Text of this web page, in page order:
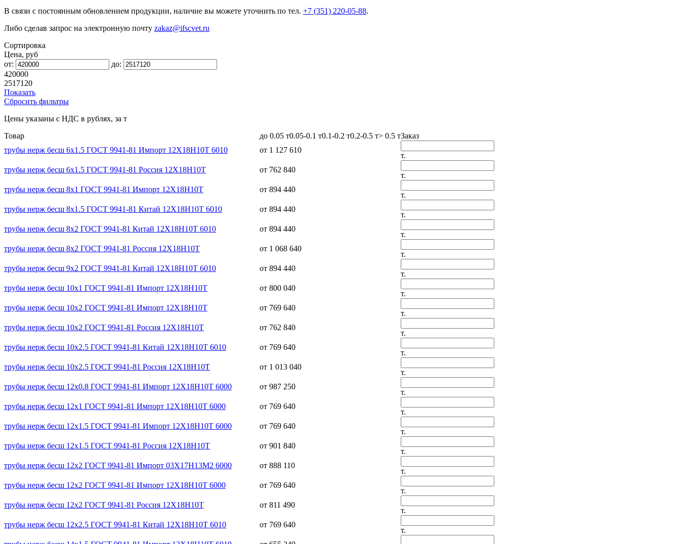
В связи с постоянным обновлением продукции, наличие вы можете уточнить по тел. +7 (351) 220-05-88.
Либо сделав запрос на электронную почту zakaz@ifscvet.ru
Сортировка
Цена, руб
от:
до:
420000
2517120
Показать
Сбросить фильтры
Цены указаны с НДС в рублях, за т
Товар
до 0.05 т0.05-0.1 т0.1-0.2 т0.2-0.5 т> 0.5 тЗаказ
трубы нерж бесш 6x1.5 ГОСТ 9941-81 Импорт 12Х18Н10Т 6010
от 1 127 610
т.
трубы нерж бесш 6x1.5 ГОСТ 9941-81 Россия 12Х18Н10Т
от 762 840
т.
трубы нерж бесш 8x1 ГОСТ 9941-81 Импорт 12Х18Н10Т
от 894 440
т.
трубы нерж бесш 8x1.5 ГОСТ 9941-81 Китай 12Х18Н10Т 6010
от 894 440
т.
трубы нерж бесш 8x2 ГОСТ 9941-81 Китай 12Х18Н10Т 6010
от 894 440
т.
трубы нерж бесш 8x2 ГОСТ 9941-81 Россия 12Х18Н10Т
от 1 068 640
т.
трубы нерж бесш 9x2 ГОСТ 9941-81 Китай 12Х18Н10Т 6010
от 894 440
т.
трубы нерж бесш 10x1 ГОСТ 9941-81 Импорт 12Х18Н10Т
от 800 040
т.
трубы нерж бесш 10x2 ГОСТ 9941-81 Импорт 12Х18Н10Т
от 769 640
т.
трубы нерж бесш 10x2 ГОСТ 9941-81 Россия 12Х18Н10Т
от 762 840
т.
трубы нерж бесш 10x2.5 ГОСТ 9941-81 Китай 12Х18Н10Т 6010
от 769 640
т.
трубы нерж бесш 10x2.5 ГОСТ 9941-81 Россия 12Х18Н10Т
от 1 013 040
т.
трубы нерж бесш 12x0.8 ГОСТ 9941-81 Импорт 12Х18Н10Т 6000
от 987 250
т.
трубы нерж бесш 12x1 ГОСТ 9941-81 Импорт 12Х18Н10Т 6000
от 769 640
т.
трубы нерж бесш 12x1.5 ГОСТ 9941-81 Импорт 12Х18Н10Т 6000
от 769 640
т.
трубы нерж бесш 12x1.5 ГОСТ 9941-81 Россия 12Х18Н10Т
от 901 840
т.
трубы нерж бесш 12x2 ГОСТ 9941-81 Импорт 03Х17Н13М2 6000
от 888 110
т.
трубы нерж бесш 12x2 ГОСТ 9941-81 Импорт 12Х18Н10Т 6000
от 769 640
т.
трубы нерж бесш 12x2 ГОСТ 9941-81 Россия 12Х18Н10Т
от 811 490
т.
трубы нерж бесш 12x2.5 ГОСТ 9941-81 Китай 12Х18Н10Т 6010
от 769 640
т.